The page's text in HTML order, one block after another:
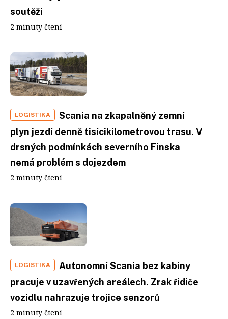
soutěži
2 minuty čtení
LOGISTIKA
Scania na zkapalněný zemní
plyn jezdí denně tisícikilometrovou trasu. V
drsných podmínkách severního Finska
nemá problém s dojezdem
2 minuty čtení
LOGISTIKA
Autonomní Scania bez kabiny
pracuje v uzavřených areálech. Zrak řidiče
vozidlu nahrazuje trojice senzorů
2 minuty čtení